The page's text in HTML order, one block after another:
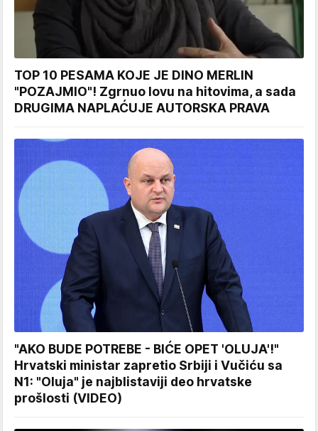
TOP 10 PESAMA KOJE JE DINO MERLIN
"POZAJMIO"! Zgrnuo lovu na hitovima, a sada
DRUGIMA NAPLAĆUJE AUTORSKA PRAVA
"AKO BUDE POTREBE - BIĆE OPET 'OLUJA'!"
Hrvatski ministar zapretio Srbiji i Vučiću sa
N1: "Oluja" je najblistaviji deo hrvatske
prošlosti (VIDEO)